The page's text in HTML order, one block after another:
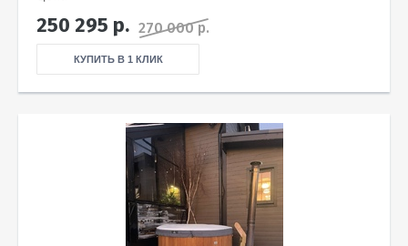
250 295 р. 270 000 р.
КУПИТЬ В 1 КЛИК